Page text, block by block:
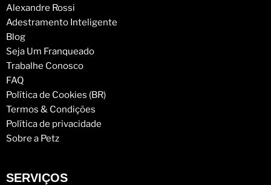
Alexandre Rossi
Adestramento Inteligente
Blog
Seja Um Franqueado
Trabalhe Conosco
FAQ
Política de Cookies (BR)
Termos & Condições
Política de privacidade
Sobre a Petz
SERVIÇOS